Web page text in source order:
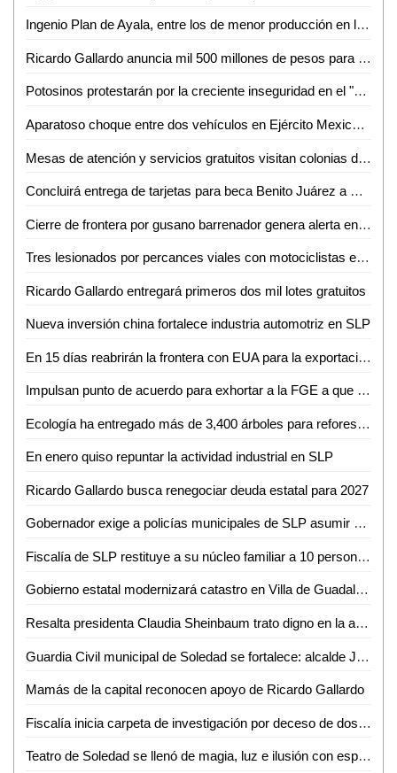
Ingenio Plan de Ayala, entre los de menor producción en la Zafra 2024–2025
Ricardo Gallardo anuncia mil 500 millones de pesos para emprendedores y emprendedoras potosinas
Potosinos protestarán por la creciente inseguridad en el "San Luis Amable" de Enrique Galindo
Aparatoso choque entre dos vehículos en Ejército Mexicano; solo daños materiales
Mesas de atención y servicios gratuitos visitan colonias de Soledad
Concluirá entrega de tarjetas para beca Benito Juárez a más de 4 mil estudiantes en la Huasteca Norte
Cierre de frontera por gusano barrenador genera alerta entre ganaderos de Ciudad Valles
Tres lesionados por percances viales con motociclistas en Ciudad Valles
Ricardo Gallardo entregará primeros dos mil lotes gratuitos
Nueva inversión china fortalece industria automotriz en SLP
En 15 días reabrirán la frontera con EUA para la exportación de ganado
Impulsan punto de acuerdo para exhortar a la FGE a que esclarezca a la brevedad, el homicidio cometido contra la empresaria Sandra N.
Ecología ha entregado más de 3,400 árboles para reforestar Ciudad Valles
En enero quiso repuntar la actividad industrial en SLP
Ricardo Gallardo busca renegociar deuda estatal para 2027
Gobernador exige a policías municipales de SLP asumir su responsabilidad en seguridad
Fiscalía de SLP restituye a su núcleo familiar a 10 personas que contaban con ficha de búsqueda
Gobierno estatal modernizará catastro en Villa de Guadalupe
Resalta presidenta Claudia Sheinbaum trato digno en la atención médica que se otorga a las y los mexicanos
Guardia Civil municipal de Soledad se fortalece: alcalde Juan Manuel Navarro instala comisión de honor y justicia
Mamás de la capital reconocen apoyo de Ricardo Gallardo
Fiscalía inicia carpeta de investigación por deceso de dos personas en la capital de SLP
Teatro de Soledad se llenó de magia, luz e ilusión con espectáculo "Circotiko"